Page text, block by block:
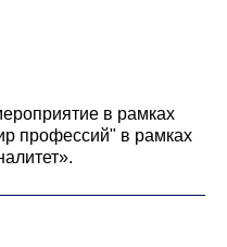
в рамках
профессий" в рамках